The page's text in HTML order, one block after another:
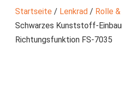
Startseite / Lenkrad / Rolle &
Schwarzes Kunststoff-
Richtungsfunktion FS-7035